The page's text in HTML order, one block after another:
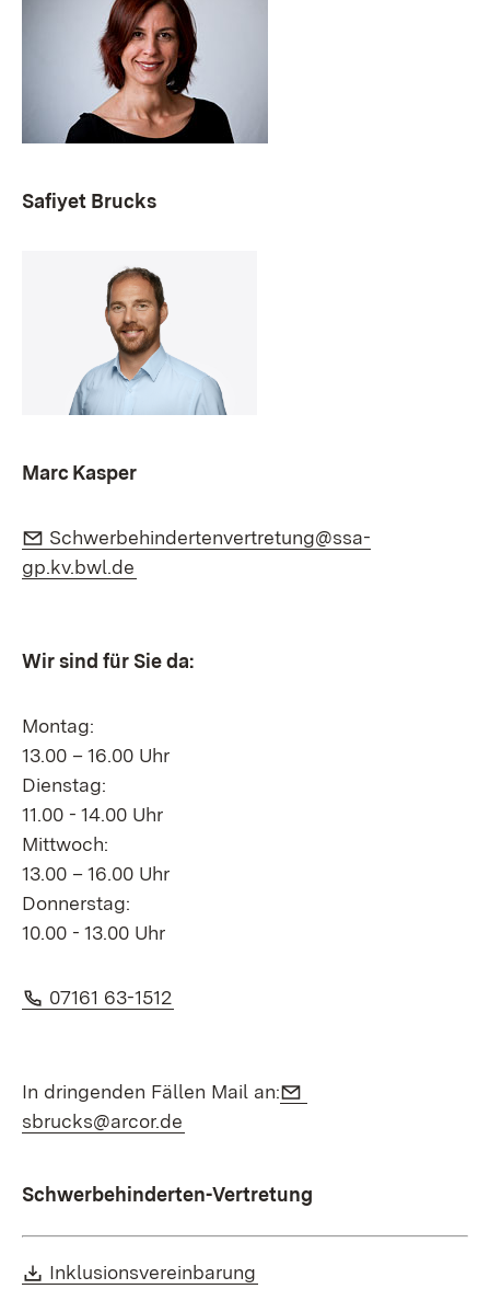
Safiyet Brucks
Marc Kasper
E-Mail:
Schwerbehindertenvertretung@ssa-
gp.kv.bwl.de
Wir sind für Sie da:
Montag:
13.00 – 16.00 Uhr
Dienstag:
11.00 - 14.00 Uhr
Mittwoch:
13.00 – 16.00 Uhr
Donnerstag:
10.00 - 13.00 Uhr
Telefon:
07161 63-1512
In dringenden Fällen Mail an:
sbrucks@arcor.de
Schwerbehinderten-Vertretung
Download:
Inklusionsvereinbarung